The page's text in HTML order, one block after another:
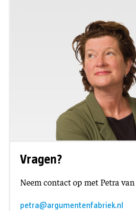
Vragen?
Neem contact op met Petra van
petra@argumentenfabriek.nl